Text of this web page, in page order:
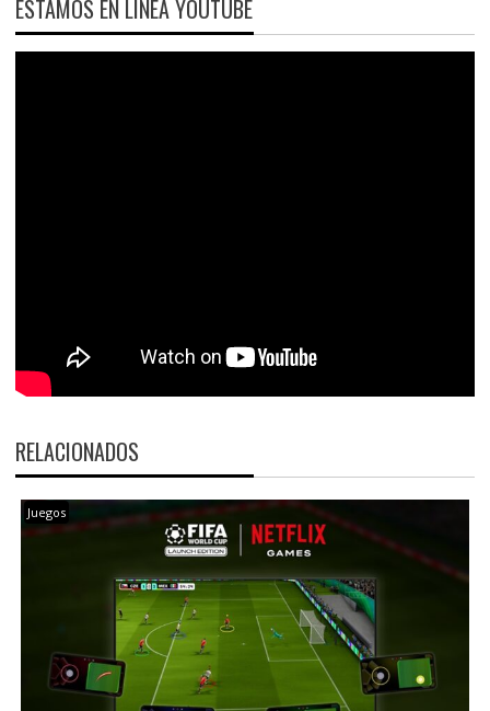
ESTAMOS EN LÍNEA YOUTUBE
RELACIONADOS
Juegos